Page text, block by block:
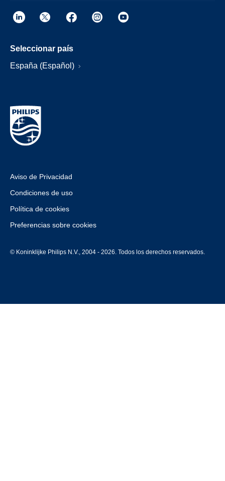
Seleccionar país
España (Español)
Aviso de Privacidad
Condiciones de uso
Política de cookies
Preferencias sobre cookies
© Koninklijke Philips N.V., 2004 - 2026. Todos los derechos reservados.